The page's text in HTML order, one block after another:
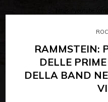
RAMMSTEIN:
DELLE
DELLA BAND